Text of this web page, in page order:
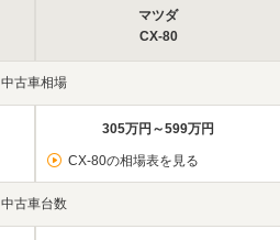
マツダ
CX-80
中古車相場
305万円～599万円
CX-80の相場表を見る
中古車台数